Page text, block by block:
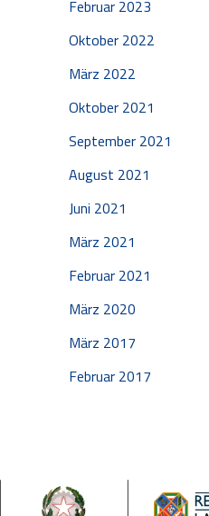
Februar 2023
Oktober 2022
März 2022
Oktober 2021
September 2021
August 2021
Juni 2021
März 2021
Februar 2021
März 2020
März 2017
Februar 2017